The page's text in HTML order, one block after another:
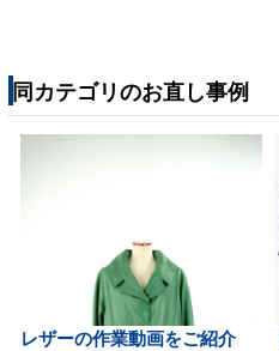
同カテゴリのお直し事例
レザーの作業動画をご紹介